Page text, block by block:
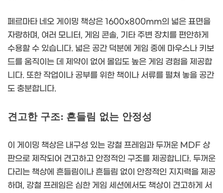
페르마타 네오 게이밍 책상은 1600x800mm의 넓은 표면을
자랑하며, 여러 모니터, 게임 콘솔, 기타 주변 장치를 편안하게
수용할 수 있습니다. 넓은 공간 덕분에 게임 중에 마우스나 키보
드를 움직이는 데 제약이 없어 몰입도 높은 게임 경험을 제공합
니다. 또한 작업이나 공부를 위한 책이나 서류를 펼쳐 놓을 공간
도 충분합니다.
견고한 구조: 흔들림 없는 안정성
이 게이밍 책상은 내구성 있는 강철 프레임과 두꺼운 MDF 상
판으로 제작되어 견고하고 안정적인 구조를 제공합니다. 두꺼운
다리는 책상에 흔들림이나 흔들림 없이 안정적인 지지력을 제공
하며, 강철 프레임은 심한 게임 세션에서도 책상이 견고하게 서